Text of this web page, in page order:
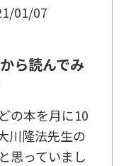
01/07
ら読んでみ
の本を月に10
川隆法先生の
思っていまし